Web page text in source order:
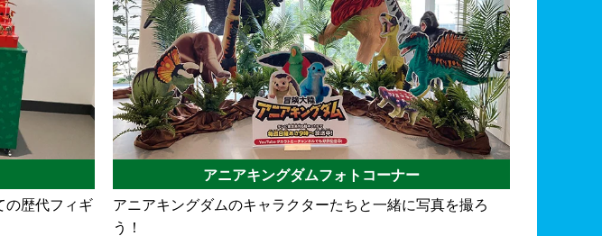
の歴代フィギ
アニアキングダムフォトコーナー
アニアキングダムのキャラクターたちと一緒に写真を撮ろ
う！